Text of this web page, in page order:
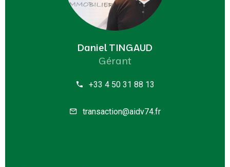
Daniel TINGAUD
Gérant
+33 4 50 31 88 13
transaction@aidv74.fr